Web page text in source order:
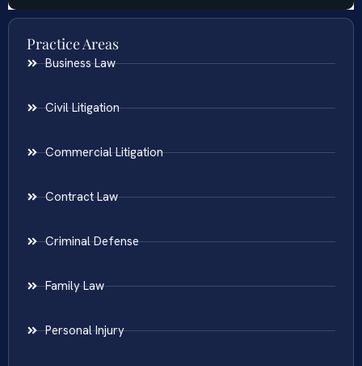
Practice Areas
Business Law
Civil Litigation
Commercial Litigation
Contract Law
Criminal Defense
Family Law
Personal Injury